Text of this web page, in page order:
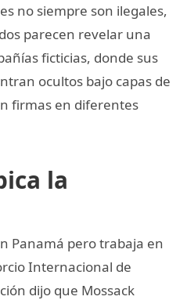
no siempre son ilegales,
parecen revelar una
ficticias, donde sus
ocultos bajo capas de
firmas en diferentes
la
Panamá pero trabaja en
Internacional de
dijo que Mossack